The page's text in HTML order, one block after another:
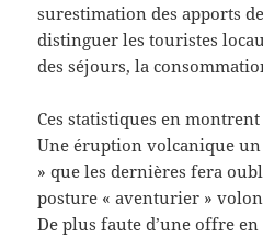
surestimation des apports
distinguer les touristes
des séjours, la
Ces statistiques en
Une éruption volcanique
» que les dernières fera
posture « aventurier »
De plus faute d’une offre